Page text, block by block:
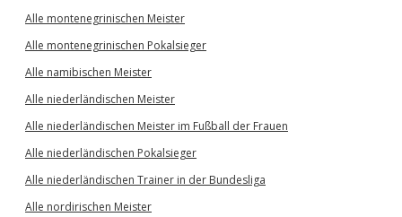
Alle montenegrinischen Meister
Alle montenegrinischen Pokalsieger
Alle namibischen Meister
Alle niederländischen Meister
Alle niederländischen Meister im Fußball der Frauen
Alle niederländischen Pokalsieger
Alle niederländischen Trainer in der Bundesliga
Alle nordirischen Meister